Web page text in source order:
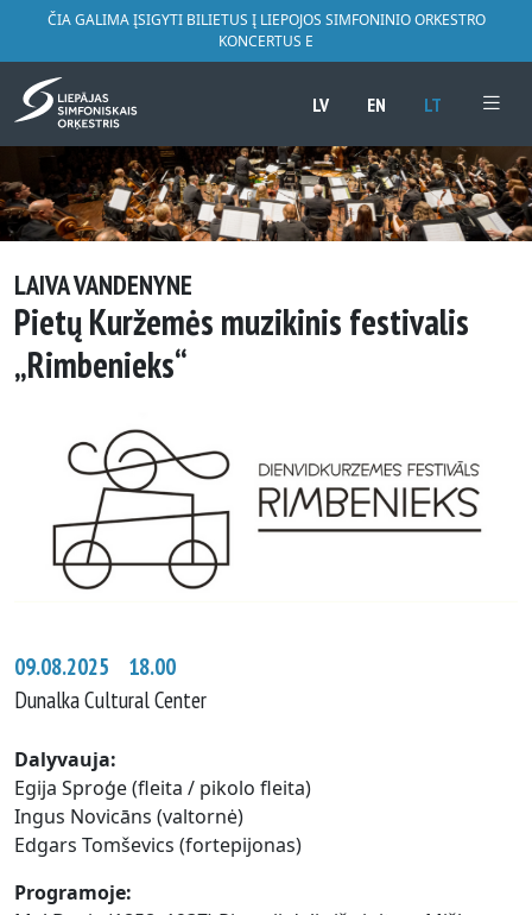
ČIA GALIMA ĮSIGYTI BILIETUS Į LIEPOJOS SIMFONINIO ORKESTRO
KONCERTUS E
LV EN LT
LAIVA VANDENYNE
Pietų Kuržemės muzikinis festivalis
„Rimbenieks“
09.08.2025 18.00
Dunalka Cultural Center
Dalyvauja:
Egija Sproģe (fleita / pikolo fleita)
Ingus Novicāns (valtornė)
Edgars Tomševics (fortepijonas)
Programoje: